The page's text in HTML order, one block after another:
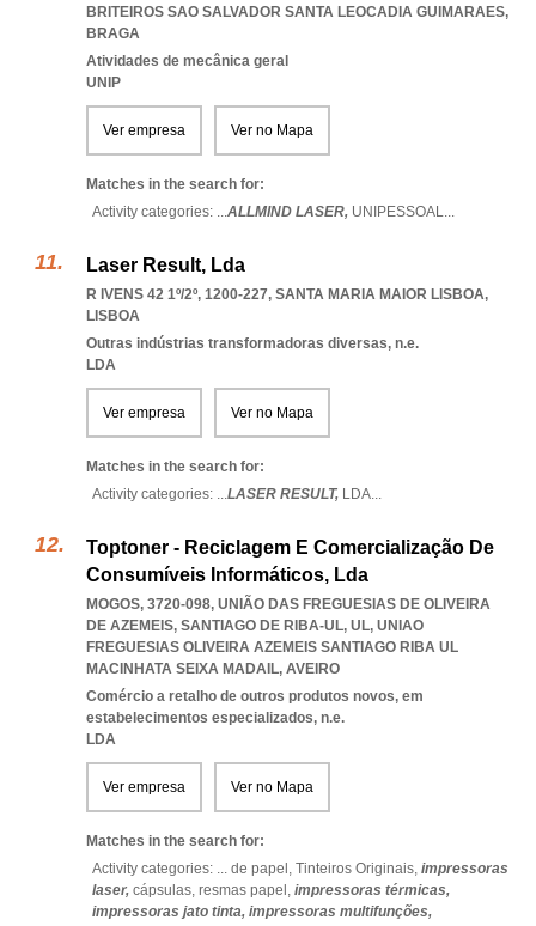
BRITEIROS SAO SALVADOR SANTA LEOCADIA GUIMARAES,
BRAGA
Atividades de mecânica geral
UNIP
Ver empresa Ver no Mapa
Matches in the search for:
Activity categories: ...ALLMIND LASER, UNIPESSOAL...
Laser Result, Lda
R IVENS 42 1º/2º, 1200-227, SANTA MARIA MAIOR LISBOA,
LISBOA
Outras indústrias transformadoras diversas, n.e.
LDA
Ver empresa Ver no Mapa
Matches in the search for:
Activity categories: ...LASER RESULT, LDA...
Toptoner - Reciclagem E Comercialização De
Consumíveis Informáticos, Lda
MOGOS, 3720-098, UNIÃO DAS FREGUESIAS DE OLIVEIRA
DE AZEMEIS, SANTIAGO DE RIBA-UL, UL, UNIAO
FREGUESIAS OLIVEIRA AZEMEIS SANTIAGO RIBA UL
MACINHATA SEIXA MADAIL, AVEIRO
Comércio a retalho de outros produtos novos, em
estabelecimentos especializados, n.e.
LDA
Ver empresa Ver no Mapa
Matches in the search for:
Activity categories: ... de papel, Tinteiros Originais, impressoras
laser, cápsulas, resmas papel, impressoras térmicas,
impressoras jato tinta, impressoras multifunções,